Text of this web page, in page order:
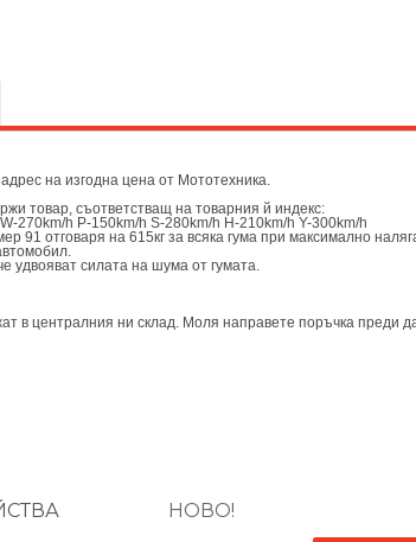
на изгодна цена от Мототехника.
товар, съответстващ на товарния й индекс:
270km/h P-150km/h S-280km/h H-210km/h Y-300km/h
91 отговаря на 615кг за всяка гума при максимално
удвояват силата на шума от гумата.
в централния ни склад. Моля направете поръчка преди
НОВО!